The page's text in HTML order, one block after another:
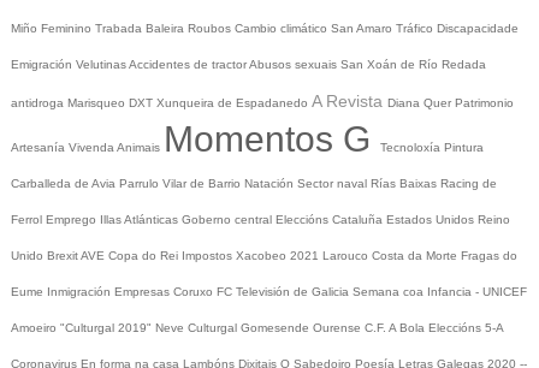
Miño Feminino Trabada Baleira Roubos Cambio climático San Amaro Tráfico Discapacidade
Emigración VelutinasAccidentes de tractorAbusos sexuais San Xoán de Río Redada
antidroga Marisqueo DXT Xunqueira de Espadanedo A Revista Diana Quer Patrimonio
Artesanía Vivenda Animais Momentos G Tecnoloxía Pintura
Carballeda de Avia Parrulo Vilar de Barrio Natación Sector naval Rías Baixas Racing de
Ferrol Emprego Illas Atlánticas Goberno central Eleccións Cataluña Estados Unidos Reino
Unido BrexitAVE Copa do Rei Impostos Xacobeo 2021 Larouco Costa da Morte Fragas do
Eume Inmigración Empresas Coruxo FC Televisión de Galicia Semana coa Infancia - UNICEF
Amoeiro "Culturgal 2019" Neve Culturgal Gomesende Ourense C.F. A Bola Eleccións 5-A
Coronavirus En forma na casa Lambóns Dixitais O Sabedoiro Poesía Letras Galegas 2020 --